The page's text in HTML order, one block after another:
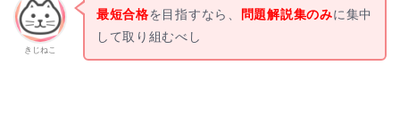
きじねこ
最短合格を目指すなら、 問題解説集のみに集中
して取り組むべし